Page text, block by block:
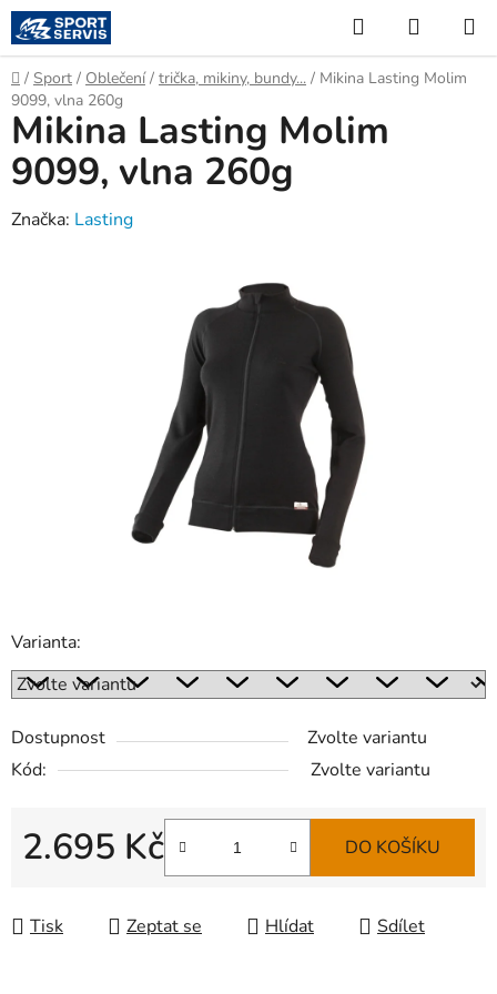
Přejít
na
obsah
Hledat
KOŠÍK
Domů
/ Sport / Oblečení / trička, mikiny, bundy... / Mikina Lasting Molim
9099, vlna 260g
Varianta:
Dostupnost
Zvolte variantu
Kód:
Zvolte variantu
2.695 Kč DO KOŠÍKU
Tisk Zeptat se Hlídat Sdílet
Mikina Lasting Molim
9099, vlna 260g
Značka: Lasting